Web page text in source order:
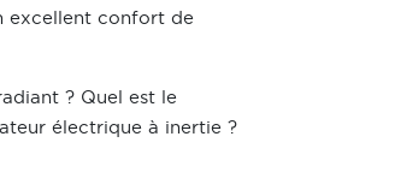
excellent confort de
? Quel est le
électrique à inertie ?